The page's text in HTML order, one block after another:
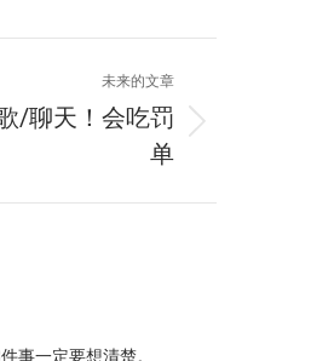
未来的文章
/聊天！会吃罚
单
事一定要想清楚。